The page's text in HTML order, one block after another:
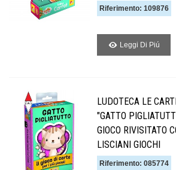
Riferimento: 109876
Leggi Di Piú
LUDOTECA LE
"GATTO
GIOCO RIVISITATO
LISCIANI GIOCHI
Riferimento: 085774